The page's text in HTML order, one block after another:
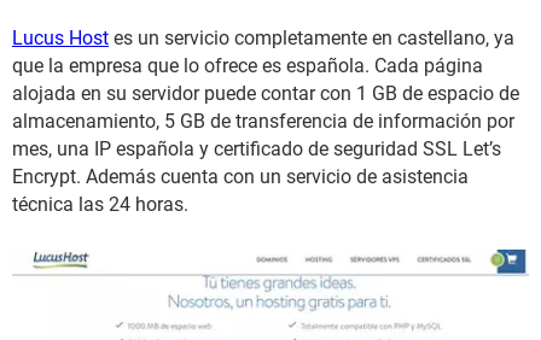
Lucus Host es un servicio completamente en castellano, ya
que la empresa que lo ofrece es española. Cada página
alojada en su servidor puede contar con 1 GB de espacio de
almacenamiento, 5 GB de transferencia de información por
mes, una IP española y certificado de seguridad SSL Let’s
Encrypt. Además cuenta con un servicio de asistencia
técnica las 24 horas.